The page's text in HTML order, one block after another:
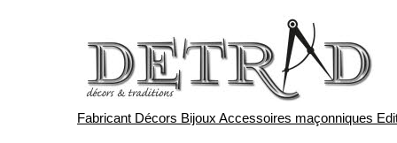
Fabricant Décors Bijoux Accessoires maçonniques